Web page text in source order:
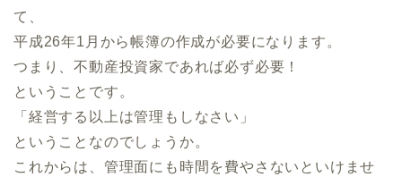
て、
平成26年1月から帳簿の作成が必要になります。
つまり、不動産投資家であれば必ず必要！
ということです。
「経営する以上は管理もしなさい」
ということなのでしょうか。
これからは、管理面にも時間を費やさないといけませ